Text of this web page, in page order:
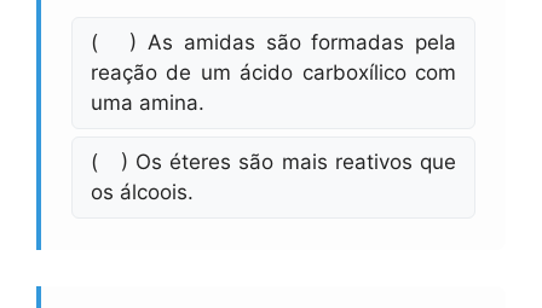
( ) As amidas são formadas pela
reação de um ácido carboxílico com
uma amina.
( ) Os éteres são mais reativos que
os álcoois.